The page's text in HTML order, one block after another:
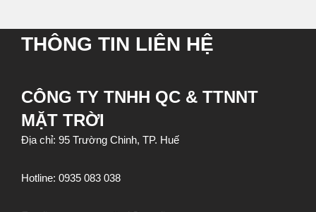
THÔNG TIN LIÊN HỆ
CÔNG TY TNHH QC & TTNNT
MẶT TRỜI
Địa chỉ: 95 Trường Chinh, TP. Huế
Hotline: 0935 083 038